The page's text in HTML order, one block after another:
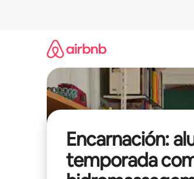
Encarnación:
temporada